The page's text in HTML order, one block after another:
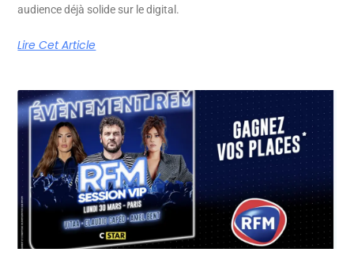
audience déjà solide sur le digital.
Lire Cet Article